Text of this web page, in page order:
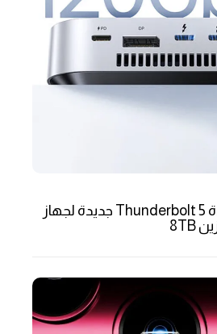
Ugreen تطلق قاعدة Thunderbolt 5 جديدة لجهاز